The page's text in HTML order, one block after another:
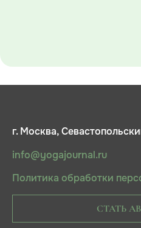
г. Москва,
info@yogajournal.ru
Политика обработки
СТАТЬ